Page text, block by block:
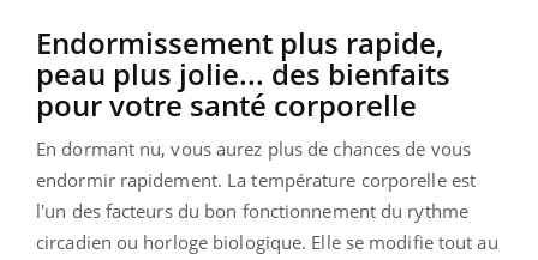
Endormissement plus rapide,
peau plus jolie... des bienfaits
pour votre santé corporelle
En dormant nu, vous aurez plus de chances de vous
endormir rapidement. La température corporelle est
l'un des facteurs du bon fonctionnement du rythme
circadien ou horloge biologique. Elle se modifie tout au